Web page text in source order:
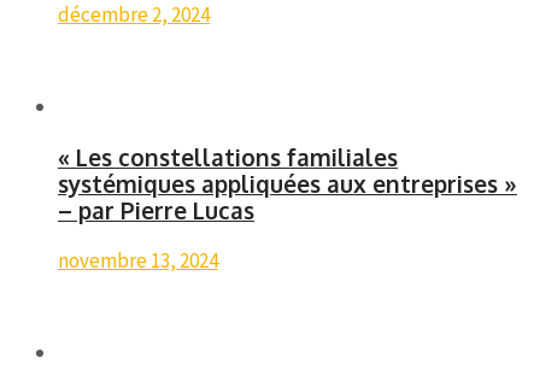
décembre 2, 2024
« Les constellations familiales
systémiques appliquées aux entreprises »
– par Pierre Lucas
novembre 13, 2024